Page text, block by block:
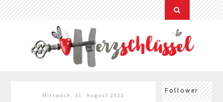
Mittwoch, 31. August 2022
Follower